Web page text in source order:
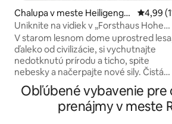
Chalupa v meste Heiligengra
be
4,99
Uniknite na vidiek v „Forsthaus Hohe
Heide“
V starom lesnom dome uprostred
ďaleko od civilizácie, si vychutnajte
nedotknutú prírodu a ticho, spite
nebesky a načerpajte nové sily. Čistá
dovolenka na vidieku! Vyjdete z domu a
ste obklopení prírodou. Zbierajte
bylinky, lesné bobule a huby priamo pred
vchodovými dverami alebo sa stretnite
Obľúbené vybavenie pre
prenájmy v meste